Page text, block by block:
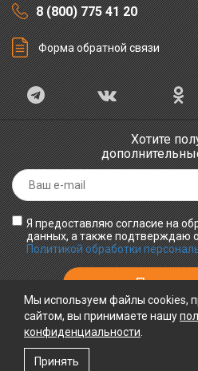
8 (800) 775 41 20
Форма обратной связи
Хотите
Я предоставляю согласие на
данных, а также подтверждаю
Политикой обработки
ПРИНИМАЕМ К
Мы используем файлы cookies,
сайтом, вы принимаете нашу
конфиденциальности
Принять